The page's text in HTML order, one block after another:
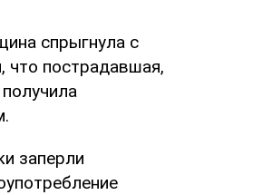
спрыгнула с
что пострадавшая,
заперли